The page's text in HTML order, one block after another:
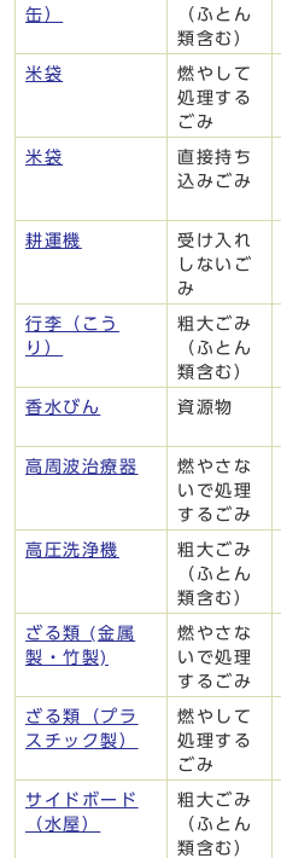
缶）
（ふとん
類含む）
米袋
燃やして
処理する
ごみ
米袋
直接持ち
込みごみ
耕運機
受け入れ
しないご
み
行李（こう
り）
粗大ごみ
（ふとん
類含む）
香水びん 資源物
高周波治療器
燃やさな
いで処理
するごみ
高圧洗浄機
粗大ごみ
（ふとん
類含む）
ざる類 (金属
製・竹製)
燃やさな
いで処理
するごみ
ざる類（プラ
スチック製）
燃やして
処理する
ごみ
サイドボード
（水屋）
粗大ごみ
（ふとん
類含む）